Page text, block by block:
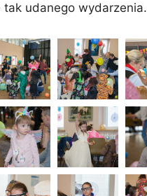
tak udanego wydarzenia.